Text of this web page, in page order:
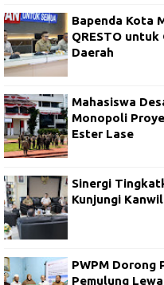
Bapenda Kota
QRESTO
Daerah
Mahasiswa
Monopoli
Ester Lase
Sinergi
Kunjungi
PWPM Dorong
Pemulung